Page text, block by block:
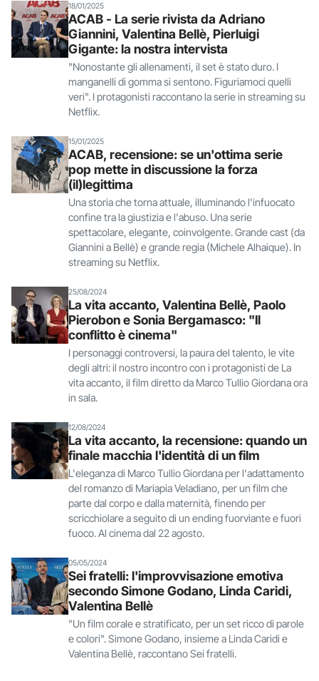
18/01/2025
ACAB - La serie rivista da Adriano
Giannini, Valentina Bellè, Pierluigi
Gigante: la nostra intervista
"Nonostante gli allenamenti, il set è stato duro. I
manganelli di gomma si sentono. Figuriamoci quelli
veri". I protagonisti raccontano la serie in streaming su
Netflix.
15/01/2025
ACAB, recensione: se un'ottima serie
pop mette in discussione la forza
(il)legittima
Una storia che torna attuale, illuminando l'infuocato
confine tra la giustizia e l'abuso. Una serie
spettacolare, elegante, coinvolgente. Grande cast (da
Giannini a Bellè) e grande regia (Michele Alhaique). In
streaming su Netflix.
25/08/2024
La vita accanto, Valentina Bellè, Paolo
Pierobon e Sonia Bergamasco: "Il
conflitto è cinema"
I personaggi controversi, la paura del talento, le vite
degli altri: il nostro incontro con i protagonisti de La
vita accanto, il film diretto da Marco Tullio Giordana ora
in sala.
12/08/2024
La vita accanto, la recensione: quando un
finale macchia l'identità di un film
L'eleganza di Marco Tullio Giordana per l'adattamento
del romanzo di Mariapia Veladiano, per un film che
parte dal corpo e dalla maternità, finendo per
scricchiolare a seguito di un ending fuorviante e fuori
fuoco. Al cinema dal 22 agosto.
05/05/2024
Sei fratelli: l'improvvisazione emotiva
secondo Simone Godano, Linda Caridi,
Valentina Bellè
"Un film corale e stratificato, per un set ricco di parole
e colori". Simone Godano, insieme a Linda Caridi e
Valentina Bellè, raccontano Sei fratelli.